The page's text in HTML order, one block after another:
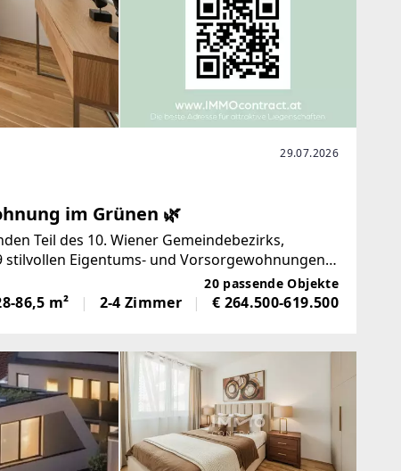
29.07.2026
im Grünen 🌿
Teil des 10. Wiener Gemeindebezirks,
Eigentums- und Vorsorgewohnungen.
20 passende Objekte
86,5 m² 2-4 Zimmer € 264.500-619.500